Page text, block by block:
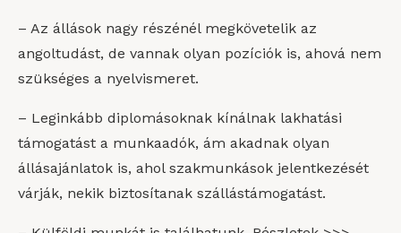
– Az állások nagy részénél megkövetelik az
angoltudást, de vannak olyan pozíciók is, ahová nem
szükséges a nyelvismeret.
– Leginkább diplomásoknak kínálnak lakhatási
támogatást a munkaadók, ám akadnak olyan
állásajánlatok is, ahol szakmunkások jelentkezését
várják, nekik biztosítanak szállástámogatást.